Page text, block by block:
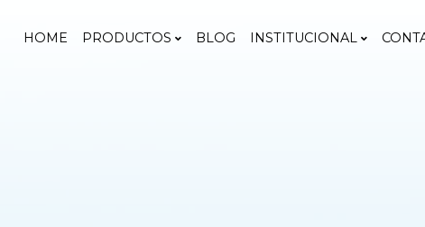
HOME PRODUCTOS BLOG INSTITUCIONAL